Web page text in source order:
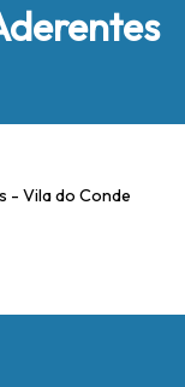
- Vila do Conde